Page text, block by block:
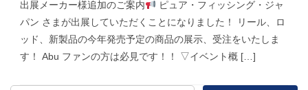
出展メーカー様追加のご案内
ピュア・フィッシング・ジャ
パン さまが出展していただくことになりました！ リール、ロ
ッド、新製品の今年発売予定の商品の展示、受注をいたしま
す！ Abu ファンの方は必見です！！ ▽イベント概 […]